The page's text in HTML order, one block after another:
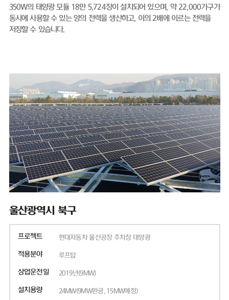
350W의 태양광 모듈 18만 5,724장이 설치되어 있으며, 약 22,000가구가
동시에 사용할 수 있는 양의 전력을 생산하고, 이의 2배에 이르는 전력을
저장할 수 있습니다.
울산광역시 북구
프로젝트 현대자동차 울산공장 주차장 태양광
적용분야 루프탑
상업운전일 2019년(9MW)
설치용량 24MW(9MW완공, 15MW예정)